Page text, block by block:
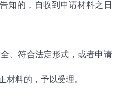
知的，自收到申请材料之日
全、符合法定形式，或者申请
材料的，予以受理。